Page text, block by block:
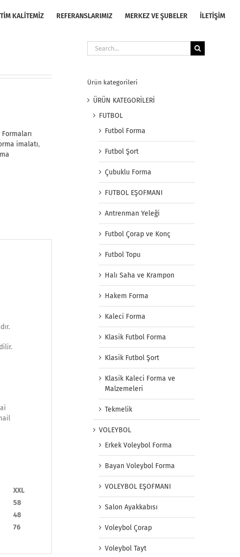
KALİTEMİZ REFERANSLARIMIZ MERKEZ VE ŞUBELER İLETİŞİM
imalatı,
XXL
58
48
76
Search
for:
Ürün kategorileri
ÜRÜN KATEGORİLERİ
FUTBOL
Futbol Forma
Futbol Şort
Çubuklu Forma
FUTBOL EŞOFMANI
Antrenman Yeleği
Futbol Çorap ve Konç
Futbol Topu
Halı Saha ve Krampon
Hakem Forma
Kaleci Forma
Klasik Futbol Forma
Klasik Futbol Şort
Klasik Kaleci Forma ve
Malzemeleri
Tekmelik
VOLEYBOL
Erkek Voleybol Forma
Bayan Voleybol Forma
VOLEYBOL EŞOFMANI
Salon Ayakkabısı
Voleybol Çorap
Voleybol Tayt